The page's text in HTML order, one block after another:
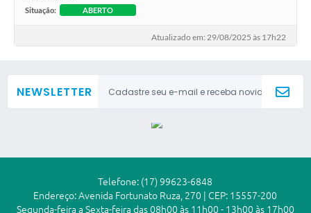
Legislação
Editais
LGPD - Política de Privacidade
Situação:
ABERTO
Atualizado em: 29/08/2025 às 17h22
NEWSLETTER
Telefone: (17) 99623-6848
Endereço: Avenida Fortunato Ruza, 270 | CEP: 15557-200
Segunda-feira a Sexta-feira das 08h00 às 11h00 - 13h00 às 17h00